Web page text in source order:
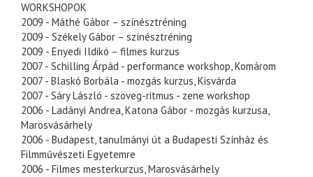
WORKSHOPOK
2009 - Máthé Gábor – színésztréning
2009 - Székely Gábor – színésztréning
2009 - Enyedi Ildikó – filmes kurzus
2007 - Schilling Árpád - performance workshop, Komárom
2007 - Blaskó Borbála - mozgás kurzus, Kisvárda
2007 - Sáry László - szöveg-ritmus - zene workshop
2006 - Ladányi Andrea, Katona Gábor - mozgás kurzusa,
Marosvásárhely
2006 - Budapest, tanulmányi út a Budapesti Színház és
Filmművészeti Egyetemre
2006 - Filmes mesterkurzus, Marosvásárhely